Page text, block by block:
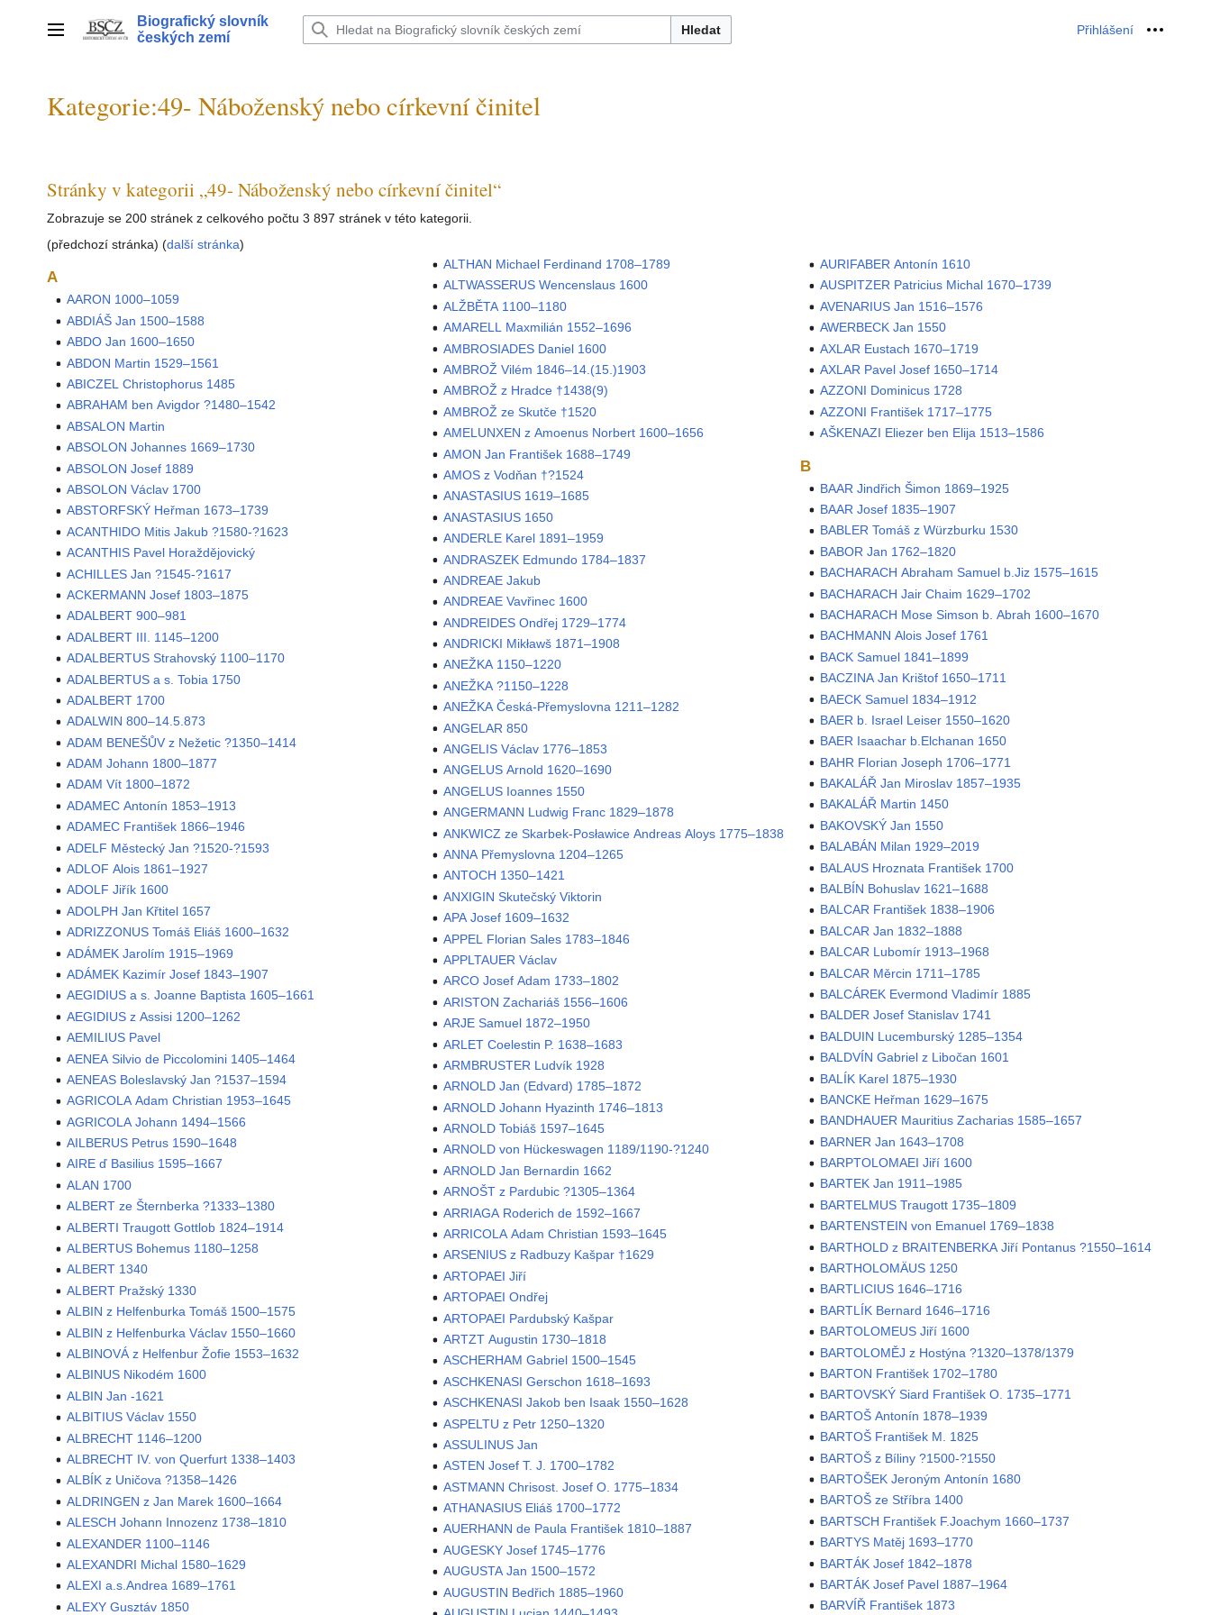
Hlavní menu
Biografický slovník
českých zemí
Hledat Přihlášení Osobní
Kategorie:49- Náboženský nebo církevní činitel
Stránky v kategorii „49- Náboženský nebo církevní činitel“
Zobrazuje se 200 stránek z celkového počtu 3 897 stránek v této kategorii.
(předchozí stránka) (další stránka)
A
AARON 1000–1059
ABDIÁŠ Jan 1500–1588
ABDO Jan 1600–1650
ABDON Martin 1529–1561
ABICZEL Christophorus 1485
ABRAHAM ben Avigdor ?1480–1542
ABSALON Martin
ABSOLON Johannes 1669–1730
ABSOLON Josef 1889
ABSOLON Václav 1700
ABSTORFSKÝ Heřman 1673–1739
ACANTHIDO Mitis Jakub ?1580-?1623
ACANTHIS Pavel Horaždějovický
ACHILLES Jan ?1545-?1617
ACKERMANN Josef 1803–1875
ADALBERT 900–981
ADALBERT III. 1145–1200
ADALBERTUS Strahovský 1100–1170
ADALBERTUS a s. Tobia 1750
ADALBERT 1700
ADALWIN 800–14.5.873
ADAM BENEŠŮV z Nežetic ?1350–1414
ADAM Johann 1800–1877
ADAM Vít 1800–1872
ADAMEC Antonín 1853–1913
ADAMEC František 1866–1946
ADELF Městecký Jan ?1520-?1593
ADLOF Alois 1861–1927
ADOLF Jiřík 1600
ADOLPH Jan Křtitel 1657
ADRIZZONUS Tomáš Eliáš 1600–1632
ADÁMEK Jarolím 1915–1969
ADÁMEK Kazimír Josef 1843–1907
AEGIDIUS a s. Joanne Baptista 1605–1661
AEGIDIUS z Assisi 1200–1262
AEMILIUS Pavel
AENEA Silvio de Piccolomini 1405–1464
AENEAS Boleslavský Jan ?1537–1594
AGRICOLA Adam Christian 1953–1645
AGRICOLA Johann 1494–1566
AILBERUS Petrus 1590–1648
AIRE ď Basilius 1595–1667
ALAN 1700
ALBERT ze Šternberka ?1333–1380
ALBERTI Traugott Gottlob 1824–1914
ALBERTUS Bohemus 1180–1258
ALBERT 1340
ALBERT Pražský 1330
ALBIN z Helfenburka Tomáš 1500–1575
ALBIN z Helfenburka Václav 1550–1660
ALBINOVÁ z Helfenbur Žofie 1553–1632
ALBINUS Nikodém 1600
ALBIN Jan -1621
ALBITIUS Václav 1550
ALBRECHT 1146–1200
ALBRECHT IV. von Querfurt 1338–1403
ALBÍK z Uničova ?1358–1426
ALDRINGEN z Jan Marek 1600–1664
ALESCH Johann Innozenz 1738–1810
ALEXANDER 1100–1146
ALEXANDRI Michal 1580–1629
ALEXI a.s.Andrea 1689–1761
ALEXY Gusztáv 1850
ALTHAN Michael Ferdinand 1708–1789
ALTWASSERUS Wencenslaus 1600
ALŽBĚTA 1100–1180
AMARELL Maxmilián 1552–1696
AMBROSIADES Daniel 1600
AMBROŽ Vilém 1846–14.(15.)1903
AMBROŽ z Hradce †1438(9)
AMBROŽ ze Skutče †1520
AMELUNXEN z Amoenus Norbert 1600–1656
AMON Jan František 1688–1749
AMOS z Vodňan †?1524
ANASTASIUS 1619–1685
ANASTASIUS 1650
ANDERLE Karel 1891–1959
ANDRASZEK Edmundo 1784–1837
ANDREAE Jakub
ANDREAE Vavřinec 1600
ANDREIDES Ondřej 1729–1774
ANDRICKI Mikławš 1871–1908
ANEŽKA 1150–1220
ANEŽKA ?1150–1228
ANEŽKA Česká-Přemyslovna 1211–1282
ANGELAR 850
ANGELIS Václav 1776–1853
ANGELUS Arnold 1620–1690
ANGELUS Ioannes 1550
ANGERMANN Ludwig Franc 1829–1878
ANKWICZ ze Skarbek-Posławice Andreas Aloys 1775–1838
ANNA Přemyslovna 1204–1265
ANTOCH 1350–1421
ANXIGIN Skutečský Viktorin
APA Josef 1609–1632
APPEL Florian Sales 1783–1846
APPLTAUER Václav
ARCO Josef Adam 1733–1802
ARISTON Zachariáš 1556–1606
ARJE Samuel 1872–1950
ARLET Coelestin P. 1638–1683
ARMBRUSTER Ludvík 1928
ARNOLD Jan (Edvard) 1785–1872
ARNOLD Johann Hyazinth 1746–1813
ARNOLD Tobiáš 1597–1645
ARNOLD von Hückeswagen 1189/1190-?1240
ARNOLD Jan Bernardin 1662
ARNOŠT z Pardubic ?1305–1364
ARRIAGA Roderich de 1592–1667
ARRICOLA Adam Christian 1593–1645
ARSENIUS z Radbuzy Kašpar †1629
ARTOPAEI Jiří
ARTOPAEI Ondřej
ARTOPAEI Pardubský Kašpar
ARTZT Augustin 1730–1818
ASCHERHAM Gabriel 1500–1545
ASCHKENASI Gerschon 1618–1693
ASCHKENASI Jakob ben Isaak 1550–1628
ASPELTU z Petr 1250–1320
ASSULINUS Jan
ASTEN Josef T. J. 1700–1782
ASTMANN Chrisost. Josef O. 1775–1834
ATHANASIUS Eliáš 1700–1772
AUERHANN de Paula František 1810–1887
AUGESKY Josef 1745–1776
AUGUSTA Jan 1500–1572
AUGUSTIN Bedřich 1885–1960
AURIFABER Antonín 1610
AUSPITZER Patricius Michal 1670–1739
AVENARIUS Jan 1516–1576
AWERBECK Jan 1550
AXLAR Eustach 1670–1719
AXLAR Pavel Josef 1650–1714
AZZONI Dominicus 1728
AZZONI František 1717–1775
AŠKENAZI Eliezer ben Elija 1513–1586
B
BAAR Jindřich Šimon 1869–1925
BAAR Josef 1835–1907
BABLER Tomáš z Würzburku 1530
BABOR Jan 1762–1820
BACHARACH Abraham Samuel b.Jiz 1575–1615
BACHARACH Jair Chaim 1629–1702
BACHARACH Mose Simson b. Abrah 1600–1670
BACHMANN Alois Josef 1761
BACK Samuel 1841–1899
BACZINA Jan Krištof 1650–1711
BAECK Samuel 1834–1912
BAER b. Israel Leiser 1550–1620
BAER Isaachar b.Elchanan 1650
BAHR Florian Joseph 1706–1771
BAKALÁŘ Jan Miroslav 1857–1935
BAKALÁŘ Martin 1450
BAKOVSKÝ Jan 1550
BALABÁN Milan 1929–2019
BALAUS Hroznata František 1700
BALBÍN Bohuslav 1621–1688
BALCAR František 1838–1906
BALCAR Jan 1832–1888
BALCAR Lubomír 1913–1968
BALCAR Měrcin 1711–1785
BALCÁREK Evermond Vladimír 1885
BALDER Josef Stanislav 1741
BALDUIN Lucemburský 1285–1354
BALDVÍN Gabriel z Libočan 1601
BALÍK Karel 1875–1930
BANCKE Heřman 1629–1675
BANDHAUER Mauritius Zacharias 1585–1657
BARNER Jan 1643–1708
BARPTOLOMAEI Jiří 1600
BARTEK Jan 1911–1985
BARTELMUS Traugott 1735–1809
BARTENSTEIN von Emanuel 1769–1838
BARTHOLD z BRAITENBERKA Jiří Pontanus ?1550–1614
BARTHOLOMÄUS 1250
BARTLICIUS 1646–1716
BARTLÍK Bernard 1646–1716
BARTOLOMEUS Jiří 1600
BARTOLOMĚJ z Hostýna ?1320–1378/1379
BARTON František 1702–1780
BARTOVSKÝ Siard František O. 1735–1771
BARTOŠ Antonín 1878–1939
BARTOŠ František M. 1825
BARTOŠ z Bíliny ?1500-?1550
BARTOŠEK Jeroným Antonín 1680
BARTOŠ ze Stříbra 1400
BARTSCH František F.Joachym 1660–1737
BARTYS Matěj 1693–1770
BARTÁK Josef 1842–1878
BARTÁK Josef Pavel 1887–1964
BARVÍŘ František 1873